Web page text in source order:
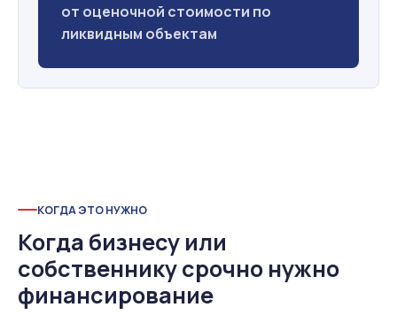
от оценочной стоимости по
ликвидным объектам
КОГДА ЭТО НУЖНО
Когда бизнесу или
собственнику срочно нужно
финансирование